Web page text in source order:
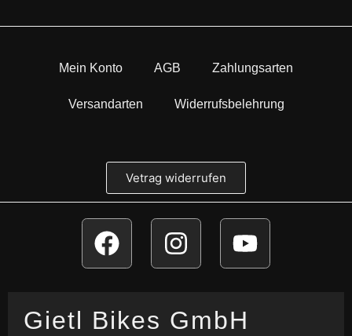
Mein Konto AGB Zahlungsarten
Versandarten Widerrufsbelehrung
Vetrag widerrufen
Gietl Bikes GmbH